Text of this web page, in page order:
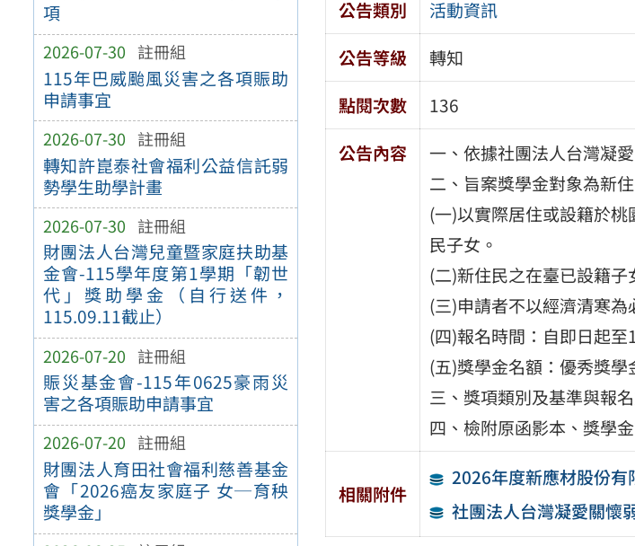
項
2026-07-30 註冊組
115年巴威颱風災害之各項賑助
申請事宜
2026-07-30 註冊組
轉知許崑泰社會福利公益信託弱
勢學生助學計畫
2026-07-30 註冊組
財團法人台灣兒童暨家庭扶助基
金會-115學年度第1學期「韌世
代」獎助學金（自行送件，
115.09.11截止）
2026-07-20 註冊組
賑災基金會-115年0625豪雨災
害之各項賑助申請事宜
2026-07-20 註冊組
財團法人育田社會福利慈善基金
會「2026癌友家庭子 女─育秧
獎學金」
公告類別
活動資訊
公告等級
轉知
點閱次數
136
公告內容
一、依據社團法人台灣凝
二、旨案獎學金對象為新
(一)以實際居住或設籍於
民子女。
(二)新住民之在臺已設籍子
(三)申請者不以經濟清寒為
(四)報名時間：自即日起至
(五)獎學金名額：優秀獎
三、獎項類別及基準與報
四、檢附原函影本、獎學
相關附件
2026年度新應材股份
社團法人台灣凝愛關懷